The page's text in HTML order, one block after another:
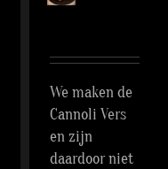
We maken de
Cannoli Vers
en zijn
daardoor niet